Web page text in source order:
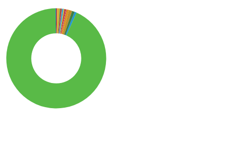
Journal of Bryology, 45(4), 321-338.
10.1080/03736687.2024.2313380